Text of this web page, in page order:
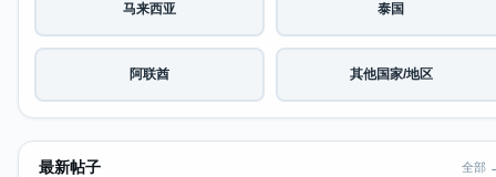
马来西亚 泰国
阿联酋 其他国家/地区
最新帖子 全部